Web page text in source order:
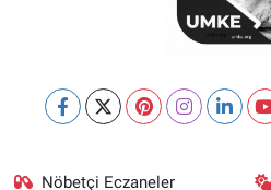
Nöbetçi Eczaneler